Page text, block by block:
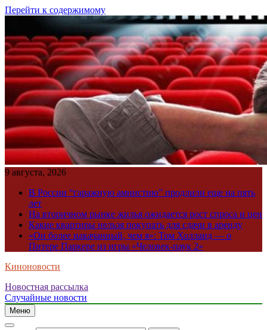
Перейти к содержимому
9 августа, 2026
В России “гаражную амнистию” продлили еще на пять
лет
На вторичном рынке жилья ожидается рост спроса и цен
Какие квартиры нельзя покупать для сдачи в аренду
«Он более накачанный, чем я»: Том Холланд — о
Питере Паркере из игры «Человек-паук 2»
Киноновости
Новостная рассылка
Случайные новости
Меню